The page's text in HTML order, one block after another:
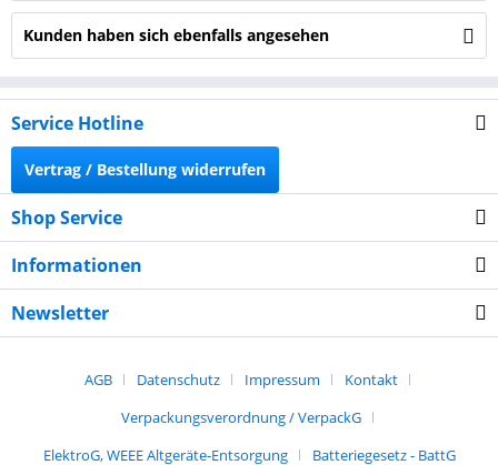
Kunden haben sich ebenfalls angesehen
Service Hotline
Vertrag / Bestellung widerrufen
Shop Service
Informationen
Newsletter
AGB Datenschutz Impressum
Kontakt
Verpackungsverordnung / VerpackG
ElektroG, WEEE Altgeräte-Entsorgung
Batteriegesetz - BattG